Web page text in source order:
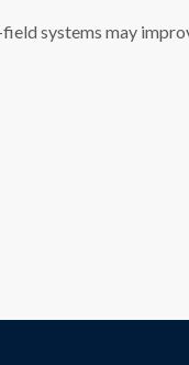
systems may